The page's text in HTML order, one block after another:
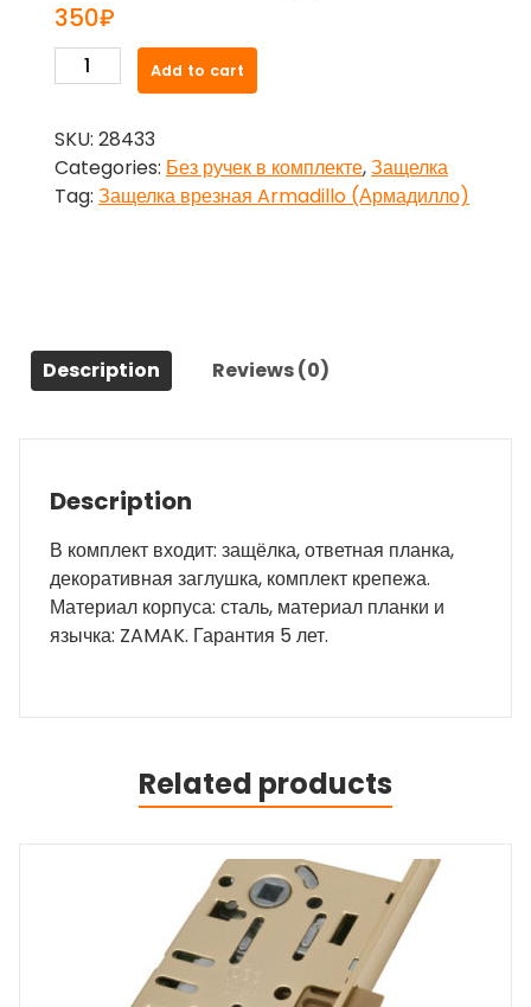
350₽
Защелка
врезная
(Армадилло)
LH
720-
золото
BOX
прям/
quantity
Add to cart
SKU: 28433
Categories: Без ручек в комплекте,Защелка
Tag: Защелка врезная Armadillo (Армадилло)
Description Reviews (0)
Description
В комплект входит: защёлка, ответная планка,
декоративная заглушка, комплект крепежа.
Материал корпуса: сталь, материал планки и
язычка: ZAMAK. Гарантия 5 лет.
Related products